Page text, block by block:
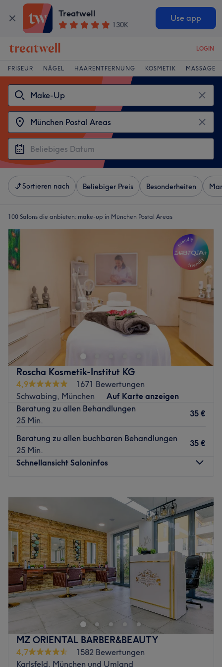
Treatwell
130K
Use app
LOGIN
FRISEUR NÄGEL HAARENTFERNUNG KOSMETIK MASSAGE
Sortieren nach Beliebiger Preis Besonderheiten
100 Salons die anbieten: make-up in München Postal Areas
Roscha Kosmetik-Institut KG
4,9
1671 Bewertungen
Schwabing, München
Auf Karte anzeigen
Beratung zu allen Behandlungen
25 Min.
35 €
Beratung zu allen buchbaren Behandlungen
25 Min.
35 €
Schnellansicht Saloninfos
10:00–20:00
Mittwoch
10:00–20:00
Donnerstag
10:00–20:00
Freitag
10:00
20:00
Samstag
10:00 –18:00
Sonntag
Geschlossen
Roscha Kosmetik Institut in der Ursulastraße 1 in München
ist eine wahre Wohlfühloase für Fans von wahrer
Schönheit. Das Kosmetikstudio brilliert mit einem breit
gefächerten Angebot an Behandlungen für Gesicht und
Körper. Erfülle dir den Traum von strahlender Haut und
einem frischen Teint und buche dir jetzt deinen
persönlichen Pflegetermin online mit Treatwell!
MZ ORIENTAL BARBER&BEAUTY
4,7
1582 Bewertungen
Karlsfeld, München und Umland